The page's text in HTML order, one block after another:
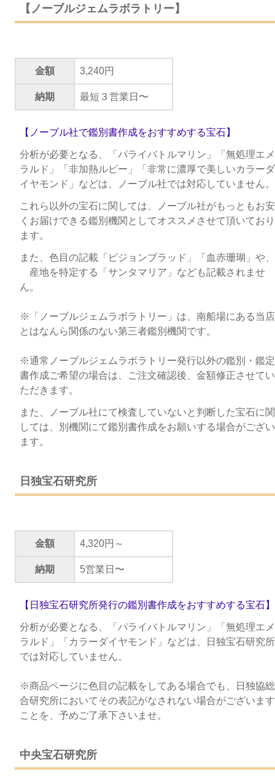
【ノーブルジェムラボラトリー】
金額 3,240円
納期 最短３営業日〜
【ノーブル社で鑑別書作成をおすすめする宝石】
分析が必要となる、「パライバトルマリン」「無処理エメ
ラルド」「非加熱ルビー」「非常に濃厚で美しいカラーダ
イヤモンド」などは、ノーブル社では対応していません。
これら以外の宝石に関しては、ノーブル社がもっともお安
くお届けできる鑑別機関としてオススメさせて頂いており
ます。
また、色目の記載「ピジョンブラッド」「血赤珊瑚」や、
産地を特定する「サンタマリア」なども記載されませ
ん。
※「ノーブルジェムラボラトリー」は、南船場にある当店
とはなんら関係のない第三者鑑別機関です。
※通常ノーブルジェムラボラトリー発行以外の鑑別・鑑定
書作成ご希望の場合は、ご注文確認後、金額修正させてい
ただきます。
また、ノーブル社にて検査していないと判断した宝石に関
しては、別機関にて鑑別書作成をお願いする場合がござい
ます。
日独宝石研究所
金額 4,320円～
納期 5営業日〜
【日独宝石研究所発行の鑑別書作成をおすすめする宝石】
分析が必要となる、「パライバトルマリン」「無処理エメ
ラルド」「カラーダイヤモンド」などは、日独宝石研究所
では対応していません。
※商品ページに色目の記載をしてある場合でも、日独協総
合研究所においてその表記がなされない場合がございます
ことを、予めご了承下さいませ。
中央宝石研究所